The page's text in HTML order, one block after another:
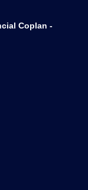
Coplan -